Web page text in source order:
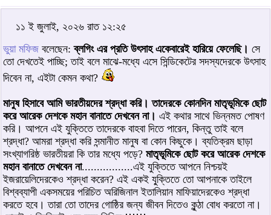
১১ ই জুলাই, ২০২৬ রাত ১২:২৫
ভুয়া মফিজ বলেছেন:ব্লগিং এর প্রতি উৎসাহ একেবারেই হারিয়ে ফেলেছি। সে
তো দেখতেই পাচ্ছি; তাই বলে মাঝে-মধ্যে এসে সিন্ডিকেটের সদস্যদেরকে উৎসাহ
দিবেন না, এইটা কেমন কথা?
মানুষ হিসাবে আমি ভারতীয়দের শ্রদ্ধা করি। তাদেরকে কোনদিন মাতৃভূমিকে ছোট
করে আরেক দেশকে মহান বানাতে দেখবেন না। এই কথার সাথে ভিন্নমত পোষণ
করি। আপনে এই যুক্তিতে তাদেরকে বাহবা দিতে পারেন, কিন্তু তাই বলে
শ্রদ্ধা? আমরা শ্রদ্ধা করি সন্মানীত মানুষ বা কোন কিছুকে। ব্যতিক্রম ছাড়া
সংখ্যাগরিষ্ঠ ভারতীয়রা কি তার মধ্যে পড়ে? মাতৃভূমিকে ছোট করে আরেক দেশকে
মহান বানাতে দেখবেন না.................এই যুক্তিতে আপনে নিশ্চয়ই
ইজরায়েলিদেরকেও শ্রদ্ধা করেন? এই একই যু্ক্তিতে তো আপনাকে তাইলে
বিশ্বব্যাপী একসময়ের পরিচিত অরিজিনাল ইতালিয়ান মাফিয়াদেরকেও শ্রদ্ধা
করতে হবে। তারা তো তাদের গোষ্ঠির জন্য জীবন দিতেও কুন্ঠা বোধ করতো না।